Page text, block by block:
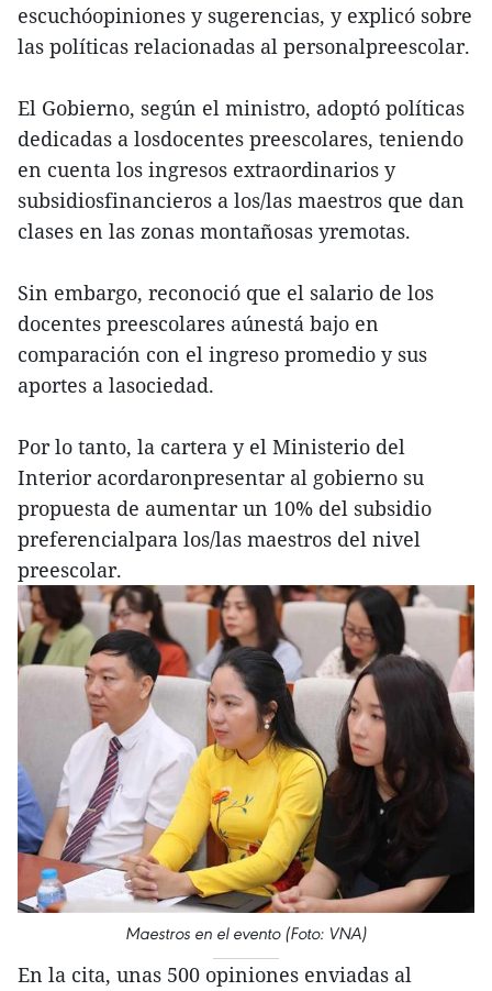
escuchóopiniones y sugerencias, y explicó sobre
las políticas relacionadas al personalpreescolar.
El Gobierno, según el ministro, adoptó políticas
dedicadas a losdocentes preescolares, teniendo
en cuenta los ingresos extraordinarios y
subsidiosfinancieros a los/las maestros que dan
clases en las zonas montañosas yremotas.
Sin embargo, reconoció que el salario de los
docentes preescolares aúnestá bajo en
comparación con el ingreso promedio y sus
aportes a lasociedad.
Por lo tanto, la cartera y el Ministerio del
Interior acordaronpresentar al gobierno su
propuesta de aumentar un 10% del subsidio
preferencialpara los/las maestros del nivel
preescolar.
Maestros en el evento (Foto: VNA)
En la cita, unas 500 opiniones enviadas al